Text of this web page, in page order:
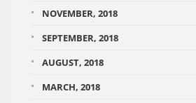
NOVEMBER, 2018
SEPTEMBER, 2018
AUGUST, 2018
MARCH, 2018